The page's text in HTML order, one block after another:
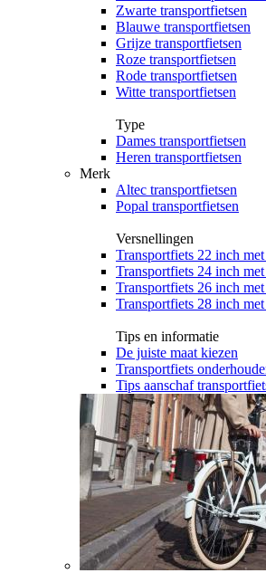
Zwarte transportfietsen
Blauwe transportfietsen
Grijze transportfietsen
Roze transportfietsen
Rode transportfietsen
Witte transportfietsen
Type
Dames transportfietsen
Heren transportfietsen
Merk
Altec transportfietsen
Popal transportfietsen
Versnellingen
Transportfiets 22 inch
Transportfiets 24 inch
Transportfiets 26 inch
Transportfiets 28 inch
Tips en informatie
De juiste maat kiezen
Transportfiets
Tips aanschaf